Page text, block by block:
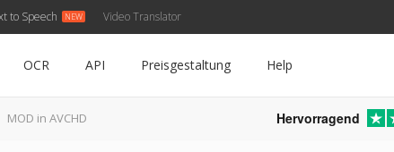
to Speech Video Translator
OCR API Preisgestaltung Help
MOD in AVCHD Hervorragend